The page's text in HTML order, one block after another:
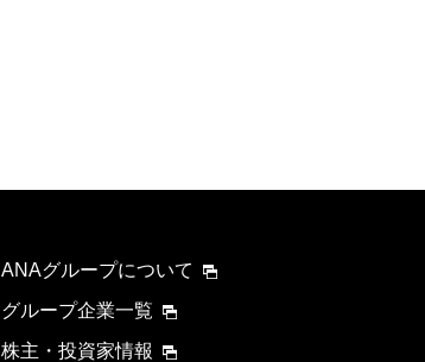
ANAグループについて
グループ企業一覧
株主・投資家情報